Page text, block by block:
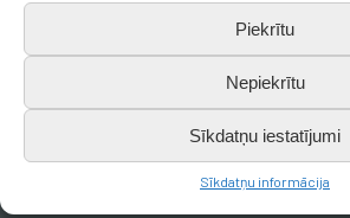
Piekrītu
Nepiekrītu
Sīkdatņu iestatījumi
Sīkdatņu informācija
skola.broceni@saldus.lv
_DEFAULT@40900017625